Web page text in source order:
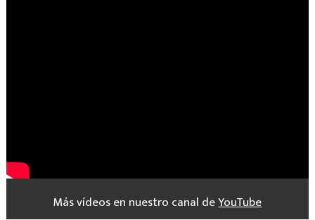
Más vídeos en nuestro canal deYouTube